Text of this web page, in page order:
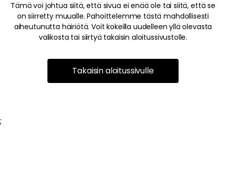
Tämä voi johtua siitä, että sivua ei enää ole tai siitä, että se
on siirretty muualle. Pahoittelemme tästä mahdollisesti
aiheutunutta häiriötä. Voit kokeilla uudelleen yllä olevasta
valikosta tai siirtyä takaisin aloitussivustolle.
Takaisin aloitussivulle
;